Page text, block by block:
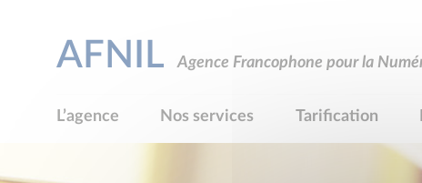
AFNIL Agence Francophone pour la
L’agence Nos services Tarification